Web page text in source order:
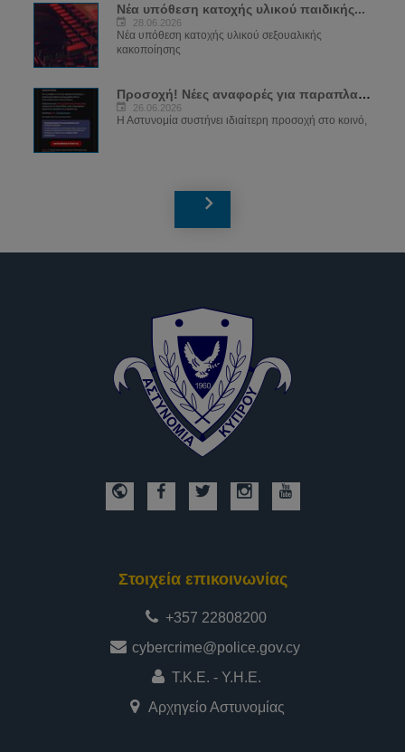
Νέα υπόθεση κατοχής υλικού παιδικής...
28.06.2026
Νέα υπόθεση κατοχής υλικού σεξουαλικής
κακοποίησης
Προσοχή! Νέες αναφορές για παραπλανητικά...
26.06.2026
Η Αστυνομία συστήνει ιδιαίτερη προσοχή στο κοινό,
Στοιχεία επικοινωνίας
+357 22808200
cybercrime@police.gov.cy
Τ.Κ.Ε. - Υ.Η.Ε.
Αρχηγείο Αστυνομίας